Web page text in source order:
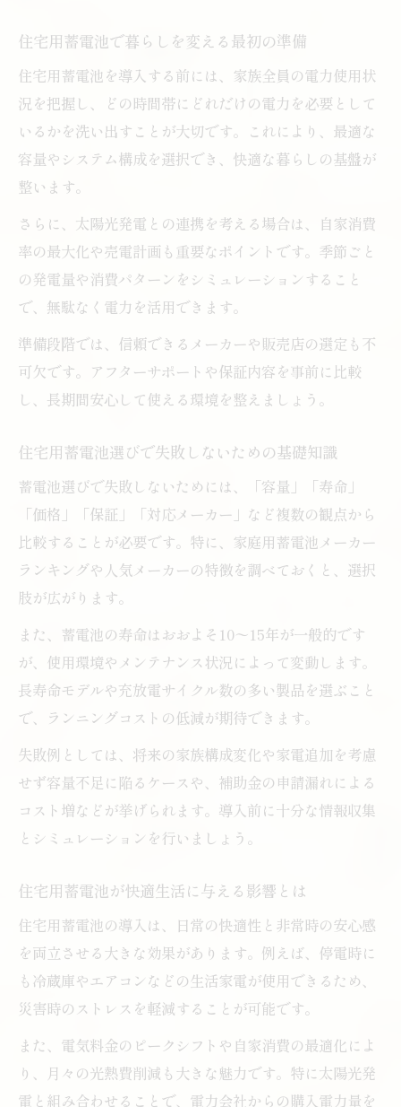
意点
住宅用蓄電池活用で停電時もエアコン利用
が可能に
住宅用蓄電池とエアコン併用のポイント解
説
後悔しない住宅用蓄電池の選び方とは
住宅用蓄電池で後悔しないための選択基準
住宅用蓄電池選びで失敗を防ぐ重要な視点
住宅用蓄電池の容量やタイプの比較ポイン
ト
住宅用蓄電池選びに役立つおすすめ情報
住宅用蓄電池選定で重視したい長寿命と保
証
住宅用蓄電池の経済効果と費用対効果の考
え方
住宅用蓄電池比較で元が取れるか検証する
方法
住宅用蓄電池の費用回収期間とその目安を
解説
住宅用蓄電池のメーカー比較で注目すべき
点
住宅用蓄電池の価格や補助金情報の最新動
向
導入前に知る住宅用蓄電池の本当のメリット
住宅用蓄電池の本当のメリットと期待でき
る効果
住宅用蓄電池で得られる日常と非常時の安
点
住宅用蓄電池が家庭にもたらす実用的な利
とめ
住宅用蓄電池で暮らしを変える最初の準備
住宅用蓄電池を導入する前には、家族全員の電力使用状
況を把握し、どの時間帯にどれだけの電力を必要として
いるかを洗い出すことが大切です。これにより、最適な
容量やシステム構成を選択でき、快適な暮らしの基盤が
整います。
さらに、太陽光発電との連携を考える場合は、自家消費
率の最大化や売電計画も重要なポイントです。季節ごと
の発電量や消費パターンをシミュレーションすること
で、無駄なく電力を活用できます。
準備段階では、信頼できるメーカーや販売店の選定も不
可欠です。アフターサポートや保証内容を事前に比較
し、長期間安心して使える環境を整えましょう。
住宅用蓄電池選びで失敗しないための基礎知識
蓄電池選びで失敗しないためには、「容量」「寿命」
「価格」「保証」「対応メーカー」など複数の観点から
比較することが必要です。特に、家庭用蓄電池メーカー
ランキングや人気メーカーの特徴を調べておくと、選択
肢が広がります。
また、蓄電池の寿命はおおよそ10〜15年が一般的です
が、使用環境やメンテナンス状況によって変動します。
長寿命モデルや充放電サイクル数の多い製品を選ぶこと
で、ランニングコストの低減が期待できます。
失敗例としては、将来の家族構成変化や家電追加を考慮
せず容量不足に陥るケースや、補助金の申請漏れによる
コスト増などが挙げられます。導入前に十分な情報収集
とシミュレーションを行いましょう。
住宅用蓄電池が快適生活に与える影響とは
住宅用蓄電池の導入は、日常の快適性と非常時の安心感
を両立させる大きな効果があります。例えば、停電時に
も冷蔵庫やエアコンなどの生活家電が使用できるため、
災害時のストレスを軽減することが可能です。
また、電気料金のピークシフトや自家消費の最適化によ
り、月々の光熱費削減も大きな魅力です。特に太陽光発
電と組み合わせることで、電力会社からの購入電力量を